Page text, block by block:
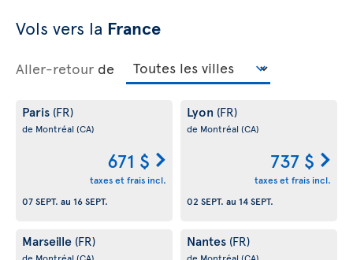
Vols vers la France
Aller-retour de
Paris (FR)
de Montréal (CA)
671 $
taxes et frais incl.
07 SEPT. au 16 SEPT.
Lyon (FR)
de Montréal (CA)
737 $
taxes et frais incl.
02 SEPT. au 14 SEPT.
Marseille (FR)
de Montréal (CA)
Nantes (FR)
de Montréal (CA)